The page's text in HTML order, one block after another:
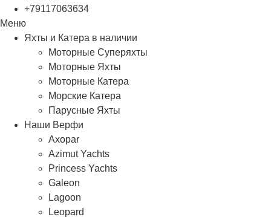
+79117063634
Меню
Яхты и Катера в наличии
Моторные Суперяхты
Моторные Яхты
Моторные Катера
Морские Катера
Парусные Яхты
Наши Верфи
Axopar
Azimut Yachts
Princess Yachts
Galeon
Lagoon
Leopard